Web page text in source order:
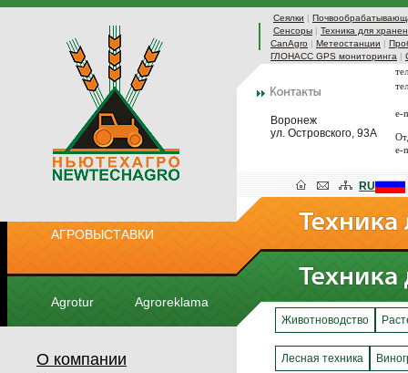
Сеялки |
Сенсоры | Техника для
CanAgro | Метеостанции |
ГЛОНАСС GPS мониторинга |
Воронеж
ул. Островского, 93А
e-
e-
АГРОВЫСТАВКИ
Agrotur Agroreklama
RU
О компании
Животноводство
Лесная техника